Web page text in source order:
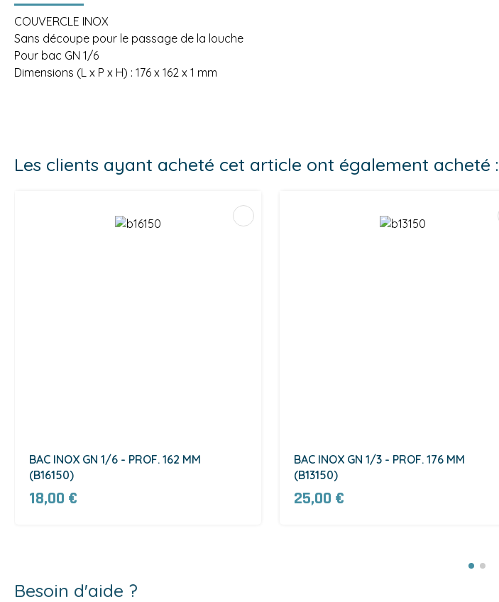
COUVERCLE INOX
Sans découpe pour le passage de la louche
Pour bac GN 1/6
Dimensions (L x P x H) : 176 x 162 x 1 mm
Les clients ayant acheté cet article ont également acheté :
BAC INOX GN 1/6 - PROF. 162 MM
(B16150)
18,00 €
BAC INOX GN 1/3 - PROF. 176 MM
(B13150)
25,00 €
Besoin d'aide ?